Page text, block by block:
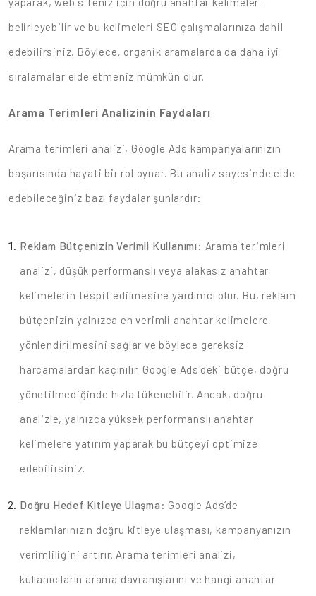
belirleyebilir ve bu kelimeleri SEO çalışmalarınıza dahil
edebilirsiniz. Böylece, organik aramalarda da daha iyi
sıralamalar elde etmeniz mümkün olur.
Arama Terimleri Analizinin Faydaları
Arama terimleri analizi, Google Ads kampanyalarınızın
başarısında hayati bir rol oynar. Bu analiz sayesinde elde
edebileceğiniz bazı faydalar şunlardır:
Reklam Bütçenizin Verimli Kullanımı : Arama terimleri
analizi, düşük performanslı veya alakasız anahtar
kelimelerin tespit edilmesine yardımcı olur. Bu, reklam
bütçenizin yalnızca en verimli anahtar kelimelere
yönlendirilmesini sağlar ve böylece gereksiz
harcamalardan kaçınılır. Google Ads'deki bütçe, doğru
yönetilmediğinde hızla tükenebilir. Ancak, doğru
analizle, yalnızca yüksek performanslı anahtar
kelimelere yatırım yaparak bu bütçeyi optimize
edebilirsiniz.
Doğru Hedef Kitleye Ulaşma : Google Ads’de
reklamlarınızın doğru kitleye ulaşması, kampanyanızın
verimliliğini artırır. Arama terimleri analizi,
kullanıcıların arama davranışlarını ve hangi anahtar